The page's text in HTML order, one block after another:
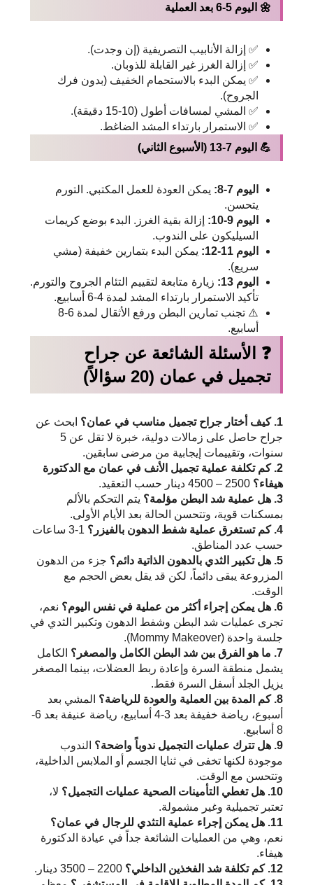
🌼 اليوم 5-6 بعد العملية
✅ إزالة الأنابيب التصريفية (إن وجدت).
✅ إزالة الغرز غير القابلة للذوبان.
✅ يمكن البدء بالاستحمام الخفيف (بدون فرك
الجروح).
✅ المشي لمسافات أطول (10-15 دقيقة).
✅ الاستمرار بارتداء المشد الضاغط.
💪 اليوم 7-13 (الأسبوع الثاني)
اليوم 7-8:
يمكن العودة للعمل المكتبي. التورم
يتحسن.
اليوم 9-10:
إزالة بقية الغرز. البدء بوضع كريمات
السيليكون على الندوب.
اليوم 11-12:
يمكن البدء بتمارين خفيفة (مشي
سريع).
اليوم 13:
زيارة متابعة لتقييم التئام الجروح والتورم.
تأكيد الاستمرار بارتداء المشد لمدة 4-6 أسابيع.
⚠️ تجنب تمارين البطن ورفع الأثقال لمدة 6-8
أسابيع.
❓ الأسئلة الشائعة عن جراح
تجميل في عمان (20 سؤالاً)
1. كيف أختار جراح تجميل مناسب في عمان؟
ابحث عن
جراح حاصل على زمالات دولية، خبرة لا تقل عن 5
سنوات، وتقييمات إيجابية من مرضى سابقين.
2. كم تكلفة عملية تجميل الأنف في عمان مع الدكتورة
هيفاء؟
3. هل عملية شد البطن مؤلمة؟
يتم التحكم بالألم
بمسكنات قوية، وتتحسن الحالة بعد الأيام الأولى.
4. كم تستغرق عملية شفط الدهون بالفيزر؟
1-3 ساعات
حسب عدد المناطق.
5. هل تكبير الثدي بالدهون الذاتية دائم؟
جزء من الدهون
المزروعة يبقى دائماً، لكن قد يقل بعض الحجم مع
الوقت.
6. هل يمكن إجراء أكثر من عملية في نفس اليوم؟
نعم،
تجرى عمليات شد البطن وشفط الدهون وتكبير الثدي في
جلسة واحدة (Mommy Makeover).
7. ما هو الفرق بين شد البطن الكامل والمصغر؟
الكامل
يشمل منطقة السرة وإعادة ربط العضلات، بينما المصغر
يزيل الجلد أسفل السرة فقط.
8. كم المدة بين العملية والعودة للرياضة؟
المشي بعد
أسبوع، رياضة خفيفة بعد 3-4 أسابيع، رياضة عنيفة بعد 6-
8 أسابيع.
9. هل تترك عمليات التجميل ندوباً واضحة؟
الندوب
موجودة لكنها تخفى في ثنايا الجسم أو الملابس الداخلية،
وتتحسن مع الوقت.
10. هل تغطي التأمينات الصحية عمليات التجميل؟
لا،
تعتبر تجميلية وغير مشمولة.
11. هل يمكن إجراء عملية التثدي للرجال في عمان؟
نعم، وهي من العمليات الشائعة جداً في عيادة الدكتورة
هيفاء.
12. كم تكلفة شد الفخذين الداخلي؟